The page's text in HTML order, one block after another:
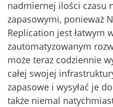
nadmiernej ilości czasu
zapasowymi, ponieważ
Replication jest łatwym
zautomatyzowanym
może teraz codziennie
całej swojej
zapasowe i wysyłać je
także niemal